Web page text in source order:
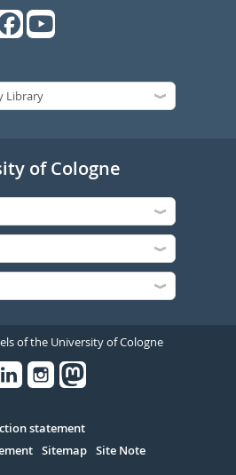
of Cologne
of the University of Cologne
statement
Sitemap Site Note